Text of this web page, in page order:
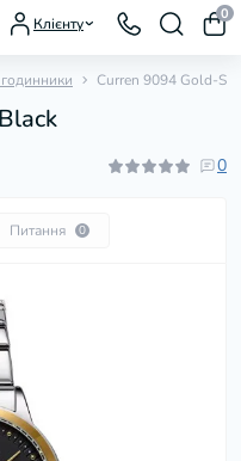
Клієнту
0
Сurren 9094 Gold-
0
Питання 0